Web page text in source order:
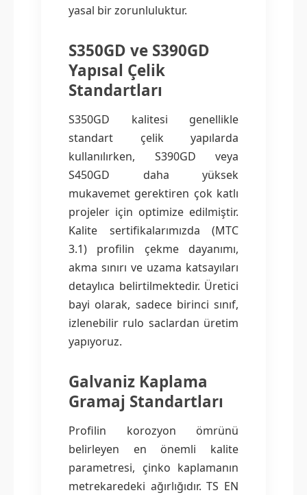
yasal bir zorunluluktur.
S350GD ve S390GD
Yapısal Çelik
Standartları
S350GD kalitesi genellikle
standart çelik yapılarda
kullanılırken, S390GD veya
S450GD daha yüksek
mukavemet gerektiren çok katlı
projeler için optimize edilmiştir.
Kalite sertifikalarımızda (MTC
3.1) profilin çekme dayanımı,
akma sınırı ve uzama katsayıları
detaylıca belirtilmektedir. Üretici
bayi olarak, sadece birinci sınıf,
izlenebilir rulo saclardan üretim
yapıyoruz.
Galvaniz Kaplama
Gramaj Standartları
Profilin korozyon ömrünü
belirleyen en önemli kalite
parametresi, çinko kaplamanın
metrekaredeki ağırlığıdır. TS EN